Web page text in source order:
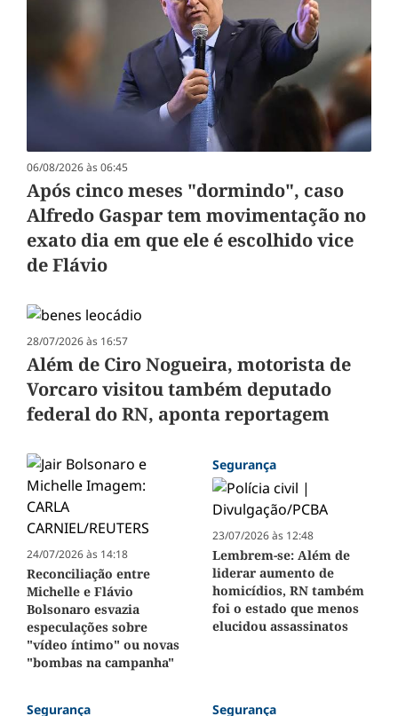
06/08/2026 às 06:45
Após cinco meses "dormindo", caso
Alfredo Gaspar tem movimentação no
exato dia em que ele é escolhido vice
de Flávio
28/07/2026 às 16:57
Além de Ciro Nogueira, motorista de
Vorcaro visitou também deputado
federal do RN, aponta reportagem
24/07/2026 às 14:18
Reconciliação entre
Michelle e Flávio
Bolsonaro esvazia
especulações sobre
"vídeo íntimo" ou novas
"bombas na campanha"
Segurança
23/07/2026 às 12:48
Lembrem-se: Além de
liderar aumento de
homicídios, RN também
foi o estado que menos
elucidou assassinatos
Segurança Segurança